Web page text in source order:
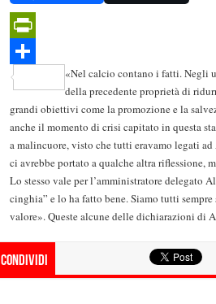
d
I
n
s
A
p
p
p
e
l
e
g
m
i
b
e
r
n
F
r
e
C
o
n
d
i
v
«Nel calcio contano i fatti. Negli
della precedente proprietà di
grandi obiettivi come la promozione e la
anche il momento di crisi capitato in questa
a malincuore, visto che tutti eravamo legati
ci avrebbe portato a qualche altra riflessione,
Lo stesso vale per l’amministratore delegato
cinghia” e lo ha fatto bene. Siamo tutti
valore». Queste alcune delle dichiarazioni di
Condividi